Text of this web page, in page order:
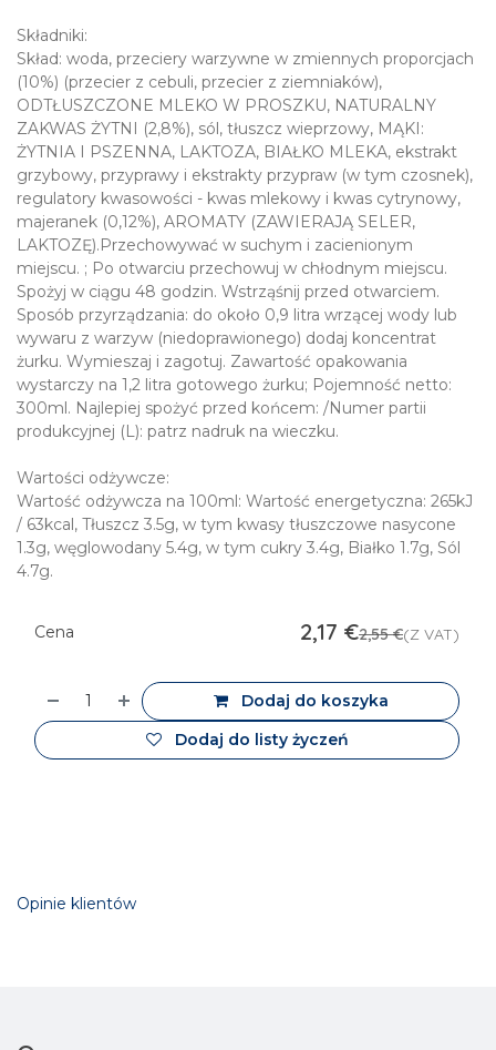
Składniki:
Skład: woda, przeciery warzywne w zmiennych proporcjach
(10%) (przecier z cebuli, przecier z ziemniaków),
ODTŁUSZCZONE MLEKO W PROSZKU, NATURALNY
ZAKWAS ŻYTNI (2,8%), sól, tłuszcz wieprzowy, MĄKI:
ŻYTNIA I PSZENNA, LAKTOZA, BIAŁKO MLEKA, ekstrakt
grzybowy, przyprawy i ekstrakty przypraw (w tym czosnek),
regulatory kwasowości - kwas mlekowy i kwas cytrynowy,
majeranek (0,12%), AROMATY (ZAWIERAJĄ SELER,
LAKTOZĘ).Przechowywać w suchym i zacienionym
miejscu. ; Po otwarciu przechowuj w chłodnym miejscu.
Spożyj w ciągu 48 godzin. Wstrząśnij przed otwarciem.
Sposób przyrządzania: do około 0,9 litra wrzącej wody lub
wywaru z warzyw (niedoprawionego) dodaj koncentrat
żurku. Wymieszaj i zagotuj. Zawartość opakowania
wystarczy na 1,2 litra gotowego żurku; Pojemność netto:
300ml. Najlepiej spożyć przed końcem: /Numer partii
produkcyjnej (L): patrz nadruk na wieczku.
Wartości odżywcze:
Wartość odżywcza na 100ml: Wartość energetyczna: 265kJ
/ 63kcal, Tłuszcz 3.5g, w tym kwasy tłuszczowe nasycone
1.3g, węglowodany 5.4g, w tym cukry 3.4g, Białko 1.7g, Sól
4.7g.
Dodaj do koszyka
Dodaj do listy życzeń
Cena 2,17 €2,55€(Z VAT)
Opinie klientów